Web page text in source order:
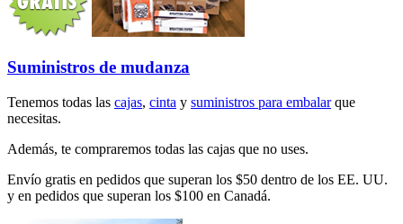
Suministros de mudanza
Tenemos todas las cajas, cinta y suministros para embalarque
necesitas.
Además, te compraremos todas las cajas que no uses.
Envío gratis en pedidos que superan los $50 dentro de los EE. UU.
y en pedidos que superan los $100 en Canadá.